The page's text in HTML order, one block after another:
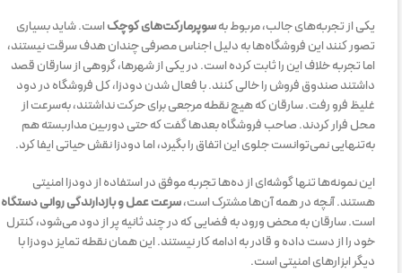
یکی از تجربه‌های جالب، مربوط بهسوپرمارکت‌های کوچکاست. شاید بسیاری
تصور کنند این فروشگاه‌ها به دلیل اجناس مصرفی چندان هدف سرقت نیستند،
اما تجربه خلاف این را ثابت کرده است. در یکی از شهرها، گروهی از سارقان قصد
داشتند صندوق فروش را خالی کنند. با فعال شدن دودزا، کل فروشگاه در دود
غلیظ فرو رفت. سارقان که هیچ نقطه مرجعی برای حرکت نداشتند، به‌سرعت از
محل فرار کردند. صاحب فروشگاه بعدها گفت که حتی دوربین مداربسته هم
به‌تنهایی نمی‌توانست جلوی این اتفاق را بگیرد، اما دودزا نقش حیاتی ایفا کرد.
این نمونه‌ها تنها گوشه‌ای از ده‌ها تجربه موفق در استفاده از دودزا امنیتی
هستند. آنچه در همه آن‌ها مشترک است،سرعت عمل و بازدارندگی روانی دستگاه
است. سارقان به محض ورود به فضایی که در چند ثانیه پر از دود می‌شود، کنترل
خود را از دست داده و قادر به ادامه کار نیستند. این همان نقطه تمایز دودزا با
دیگر ابزارهای امنیتی است.